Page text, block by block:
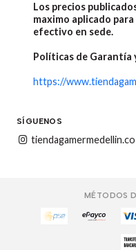
Los precios
maximo aplicado
efectivo en sede.
Políticas de Garantía
https://
SÍGUENOS
tiendagamermedellin.co
MÉTODOS